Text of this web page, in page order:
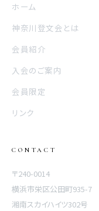
ホーム
神奈川登文会とは
会員紹介
入会のご案内
会員限定
リンク
CONTACT
〒240-0014
横浜市栄区公田町935-7
湘南スカイハイツ302号